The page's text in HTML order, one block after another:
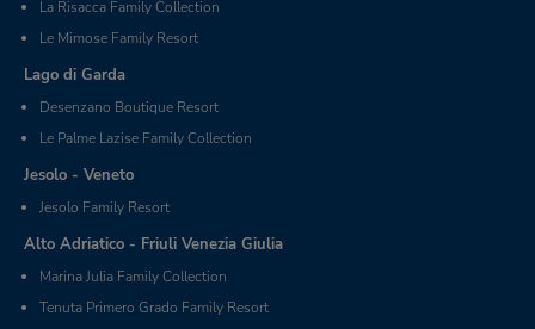
La Risacca Family Collection
Le Mimose Family Resort
Lago di Garda
Desenzano Boutique Resort
Le Palme Lazise Family Collection
Jesolo - Veneto
Jesolo Family Resort
Alto Adriatico - Friuli Venezia Giulia
Marina Julia Family Collection
Tenuta Primero Grado Family Resort